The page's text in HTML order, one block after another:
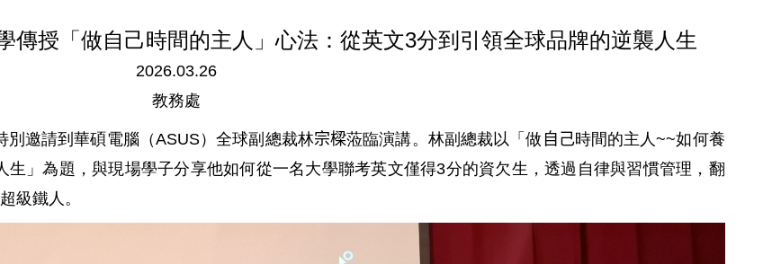
傳授「做自己時間的主人」心法：從英文3分到引領全球品牌的逆襲人生
2026.03.26
教務處
別邀請到華碩電腦（ASUS）全球副總裁林宗樑蒞臨演講。林副總裁以 「做 自己時間的主人~~如何養
生」為題，與現場學子分享他如何從一名大學聯考英文僅得3分的資欠生，透過自律與習慣管理，翻
級鐵人。